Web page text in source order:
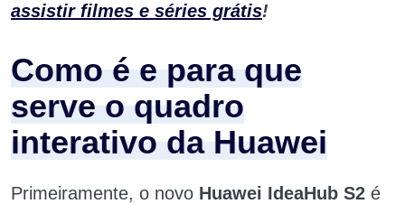
assistir filmes e séries grátis!
Como é e para que
serve o quadro
interativo da Huawei
Primeiramente, o novo Huawei IdeaHub S2 é